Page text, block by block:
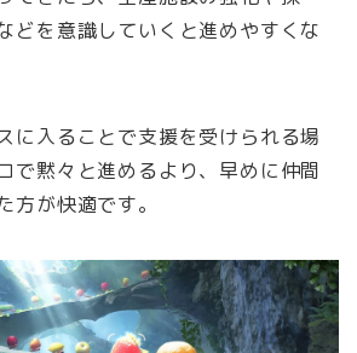
どを意識していくと進めやすくな
に入ることで支援を受けられる場
で黙々と進めるより、早めに仲間
方が快適です。